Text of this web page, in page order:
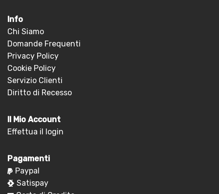
Info
Chi Siamo
Domande Frequenti
Privacy Policy
Cookie Policy
Servizio Clienti
Diritto di Recesso
Il Mio Account
Effettua il login
Pagamenti
Paypal
Satispay